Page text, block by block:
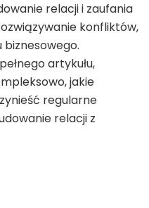
relacji i zaufania
konfliktów,
artykułu,
jakie
regularne
relacji z